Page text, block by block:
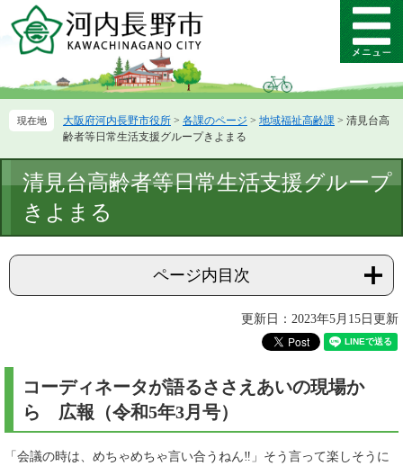
ー
先
ニ
を
て
メ
ニ
ー
大阪府河内長野市役所 > 各課のページ > 地域福祉高齢課 > 清見台高
齢者等日常生活支援グループきよまる
文
清見台高齢者等日常生活支援グループ
きよまる
ページ内目次
更新日：2023年5月15日更新
コーディネータが語るささえあいの現場か
ら 広報（令和5年3月号）
「会議の時は、めちゃめちゃ言い合うねん‼」そう言って楽しそうに